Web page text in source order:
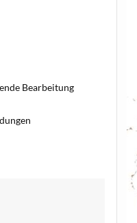
Bearbeitung